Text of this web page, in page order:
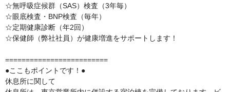
☆無呼吸症候群（SAS）検査（3年毎）
☆眼底検査・BNP検査（毎年）
☆定期健康診断（年2回）
☆保健師（弊社社員）が健康増進をサポートします！
=========================
●ここもポイントです！●
休息所に関して